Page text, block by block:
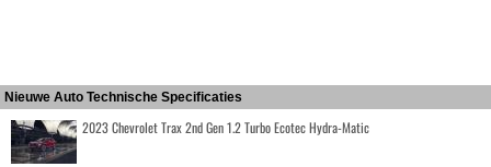
Nieuwe Auto Technische Specificaties
2023 Chevrolet Trax 2nd Gen 1.2 Turbo Ecotec Hydra-Matic